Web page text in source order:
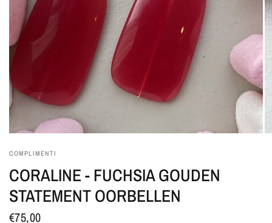
COMPLIMENTI
CORALINE - FUCHSIA GOUDEN
STATEMENT OORBELLEN
€75,00